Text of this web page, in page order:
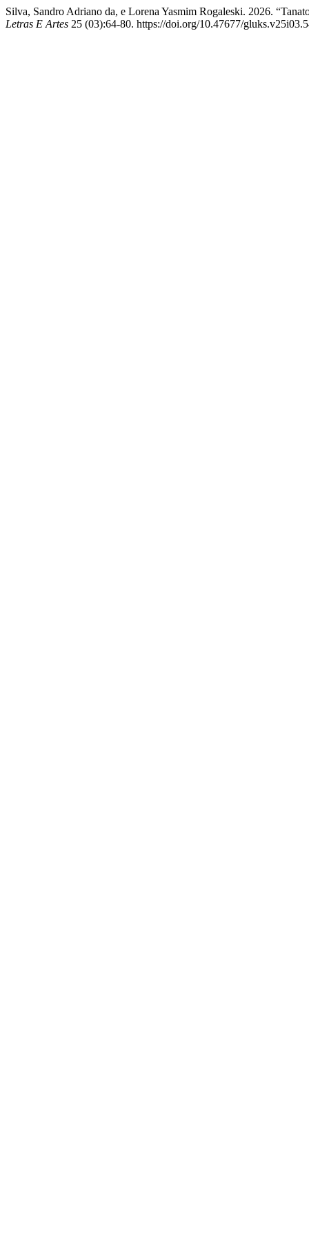
Silva, Sandro Adriano da, e Lorena Yasmim Rogaleski. 2026.
Letras E Artes 25 (03):64-80. https://doi.org/10.47677/